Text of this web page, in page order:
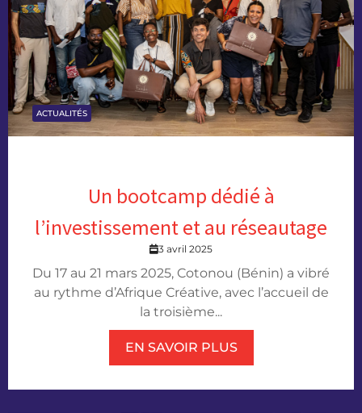
ACTUALITÉS
Un bootcamp dédié à
l’investissement et au réseautage
3 avril 2025
Du 17 au 21 mars 2025, Cotonou (Bénin) a vibré
au rythme d’Afrique Créative, avec l’accueil de
la troisième...
EN SAVOIR PLUS